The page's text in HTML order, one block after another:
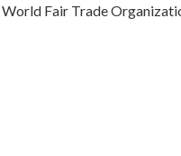
World Fair Trade